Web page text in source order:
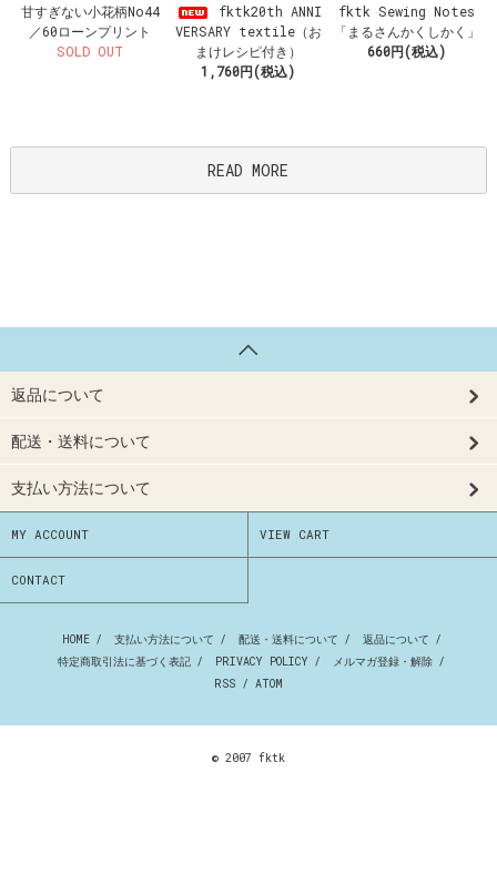
甘すぎない小花柄No44
／60ローンプリント
SOLD OUT
fktk20th ANNI
VERSARY textile（お
まけレシピ付き）
1,760円(税込)
fktk Sewing Notes
「まるさんかくしかく」
660円(税込)
READ MORE
返品について
配送・送料について
支払い方法について
MY ACCOUNT VIEW CART
CONTACT
HOME / 支払い方法について / 配送・送料について / 返品について /
特定商取引法に基づく表記 / PRIVACY POLICY / メルマガ登録・解除 /
RSS / ATOM
© 2007 fktk